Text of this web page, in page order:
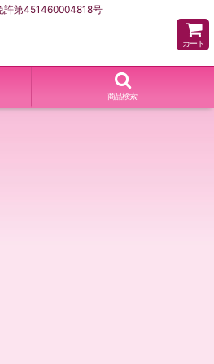
許第451460004818号
カート
商品検索